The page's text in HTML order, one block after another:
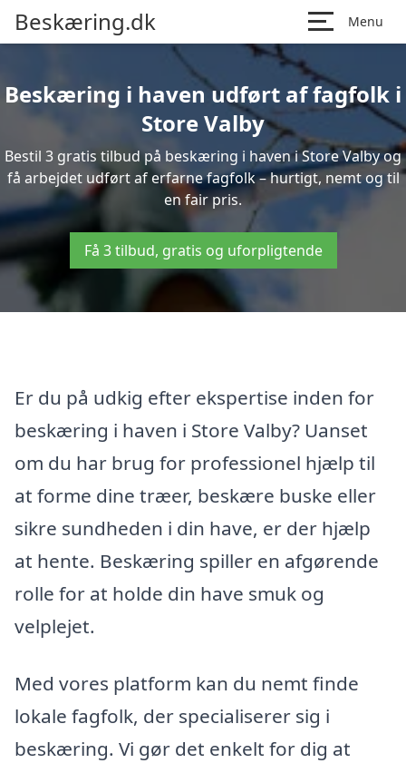
Beskæring.dk Menu
Beskæring i haven udført af fagfolk i
Store Valby
Bestil 3 gratis tilbud på beskæring i haven i Store Valby og
få arbejdet udført af erfarne fagfolk – hurtigt, nemt og til
en fair pris.
Få 3 tilbud, gratis og uforpligtende
Er du på udkig efter ekspertise inden for
beskæring i haven i Store Valby? Uanset
om du har brug for professionel hjælp til
at forme dine træer, beskære buske eller
sikre sundheden i din have, er der hjælp
at hente. Beskæring spiller en afgørende
rolle for at holde din have smuk og
velplejet.
Med vores platform kan du nemt finde
lokale fagfolk, der specialiserer sig i
beskæring. Vi gør det enkelt for dig at